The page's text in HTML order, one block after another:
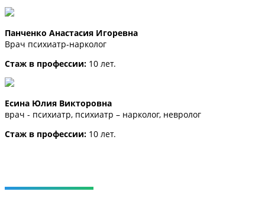
Панченко Анастасия Игоревна
Врач психиатр-нарколог
Стаж в профессии: 10 лет.
Есина Юлия Викторовна
врач - психиатр, психиатр – нарколог, невролог
Стаж в профессии: 10 лет.